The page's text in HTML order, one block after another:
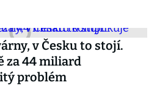
v Česku to stojí.
za 44 miliard
problém